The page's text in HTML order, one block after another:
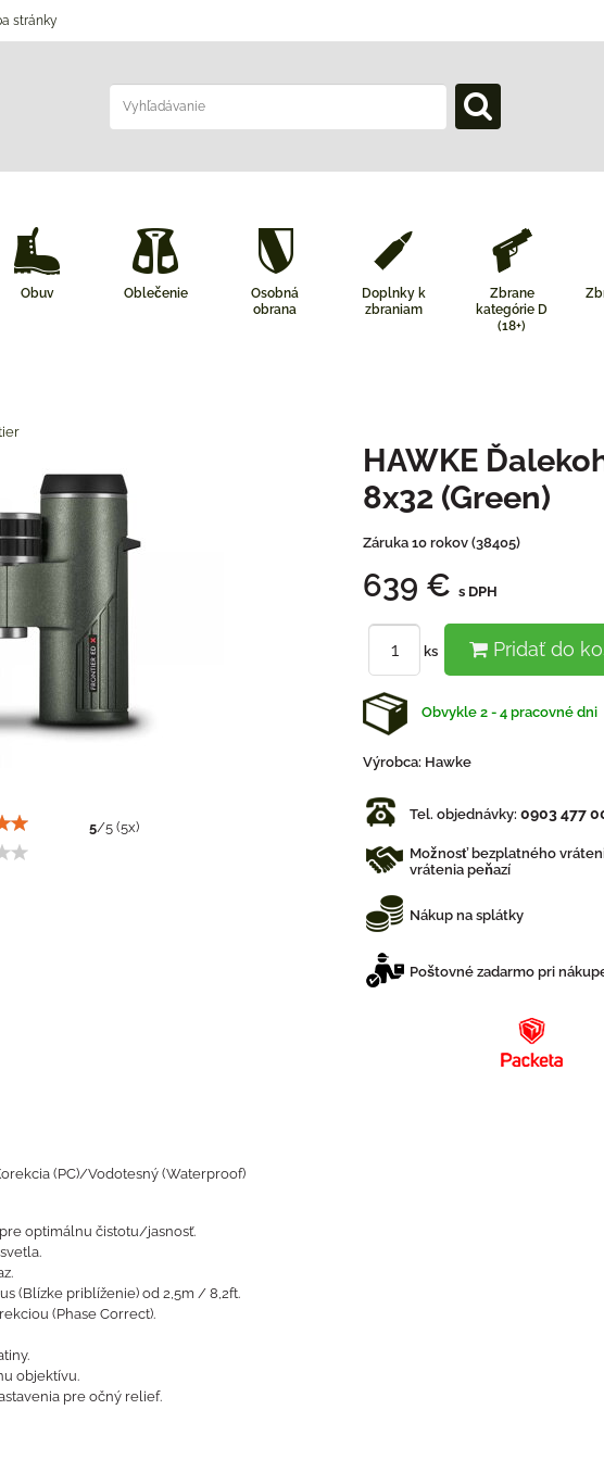
stránky
Obuv Oblečenie
Osobná
obrana
Doplnky k
zbraniam
Zbrane
kategórie D
(18+)
5/5 (5x)
HAWKE
8x32 (Green)
Záruka 10 rokov (38405)
639 € s DPH
ks Pridať do
Obvykle 2 - 4 pracovné dni
Výrobca: Hawke
Tel. objednávky: 0903 477
Možnosť bezplatného
vrátenia peňazí
Nákup na splátky
Poštovné zadarmo pri
(PC)/Vodotesný (Waterproof)
optimálnu čistotu/jasnosť.
(Blízke priblíženie) od 2,5m / 8,2ft.
(Phase Correct).
objektívu.
pre očný relief.